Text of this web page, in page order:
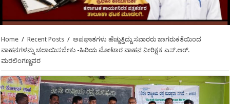
Home / Recent Posts / ಅಪಘಾತಗಳು ಹೆಚ್ಚುತ್ತಿದ್ದು ಸವಾರರು ಜಾಗರುಕತೆಯಿಂದ
ವಾಹನಗಳನ್ನು ಚಲಾಯಿಸಬೇಕು -ಹಿರಿಯ ಮೋಟಾರ ವಾಹನ ನೀರಿಕ್ಷಕ ಎಸ್.ಆರ್.
ಮರಲಿಂಗಣ್ಣವರ